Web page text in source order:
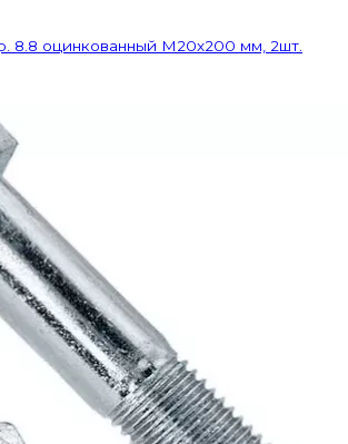
8.8 оцинкованный М20х200 мм, 2шт.